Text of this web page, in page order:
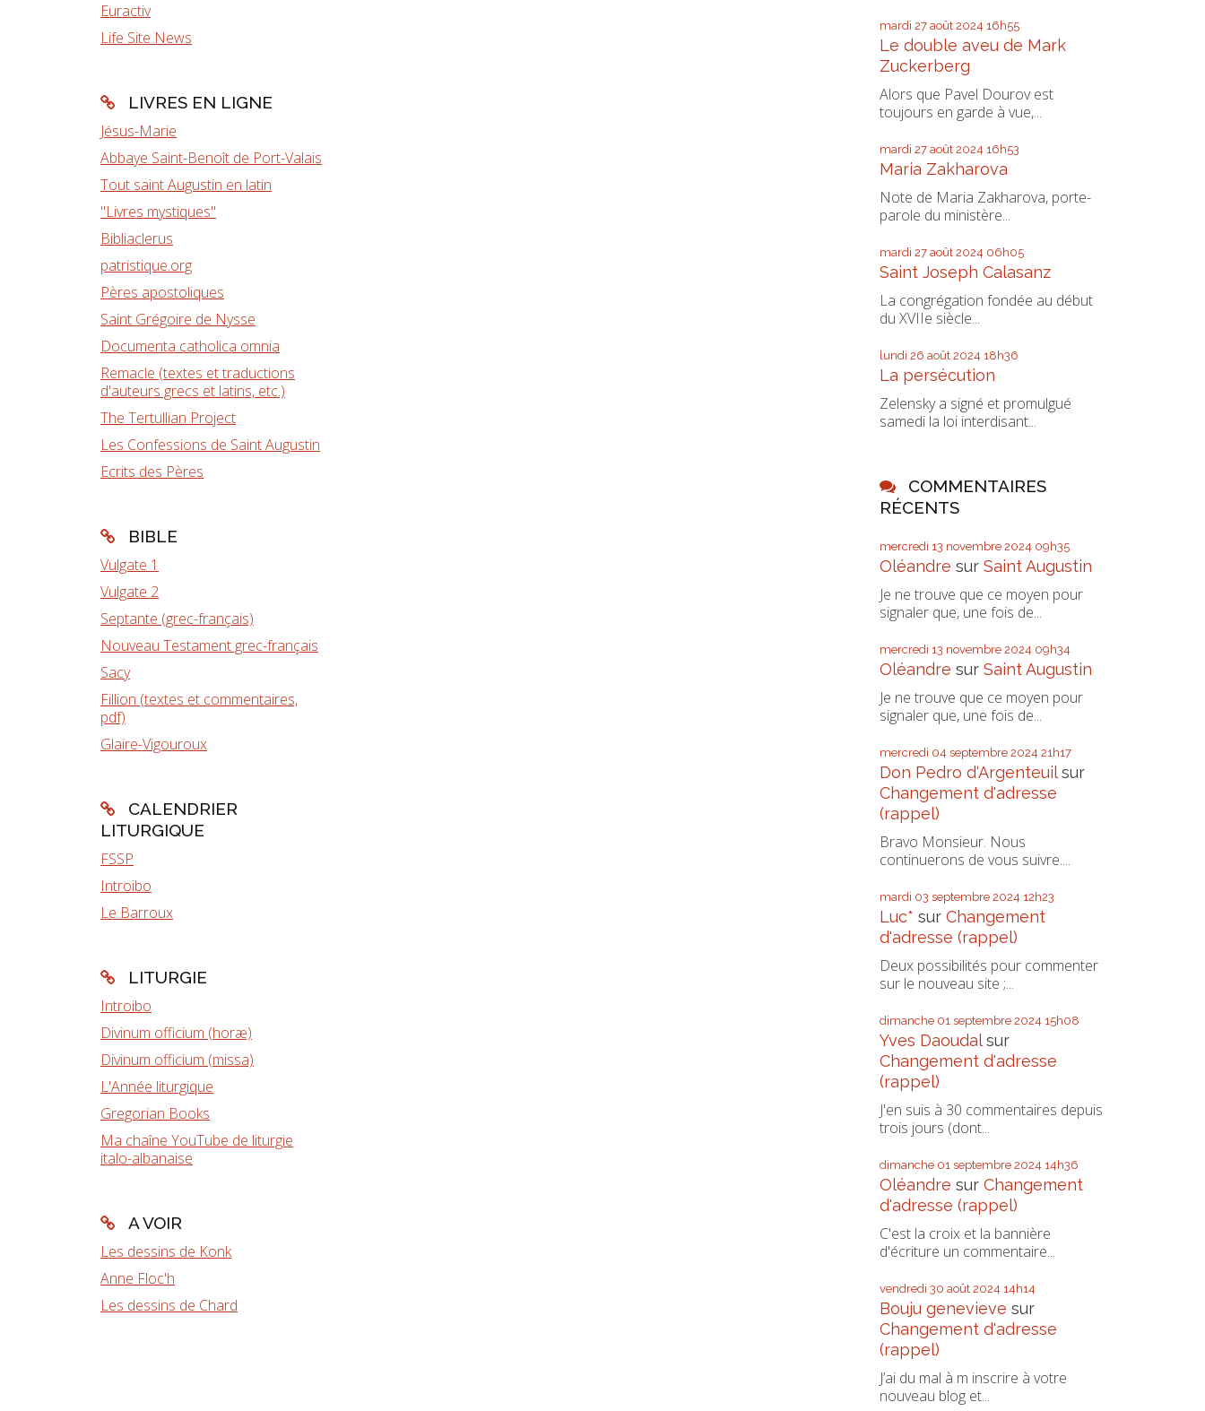
Euractiv
Life Site News
LIVRES EN LIGNE
Jésus-Marie
Abbaye Saint-Benoît de Port-Valais
Tout saint Augustin en latin
"Livres mystiques"
Bibliaclerus
patristique.org
Pères apostoliques
Saint Grégoire de Nysse
Documenta catholica omnia
Remacle (textes et traductions
d'auteurs grecs et latins, etc.)
The Tertullian Project
Les Confessions de Saint Augustin
Ecrits des Pères
BIBLE
Vulgate 1
Vulgate 2
Septante (grec-français)
Nouveau Testament grec-français
Sacy
Fillion (textes et commentaires,
pdf)
Glaire-Vigouroux
CALENDRIER
LITURGIQUE
FSSP
Introibo
Le Barroux
LITURGIE
Introibo
Divinum officium (horæ)
Divinum officium (missa)
L'Année liturgique
Gregorian Books
Ma chaîne YouTube de liturgie
italo-albanaise
A VOIR
Les dessins de Konk
Anne Floc'h
Les dessins de Chard
mardi 27 août 2024 16h55
Le double aveu de Mark
Zuckerberg
Alors que Pavel Dourov est
toujours en garde à vue,...
mardi 27 août 2024 16h53
Maria Zakharova
Note de Maria Zakharova, porte-
parole du ministère...
mardi 27 août 2024 06h05
Saint Joseph Calasanz
La congrégation fondée au début
du XVIIe siècle...
lundi 26 août 2024 18h36
La persécution
Zelensky a signé et promulgué
samedi la loi interdisant...
COMMENTAIRES
RÉCENTS
mercredi 13 novembre 2024 09h35
Oléandre sur Saint Augustin
Je ne trouve que ce moyen pour
signaler que, une fois de...
mercredi 13 novembre 2024 09h34
Oléandre sur Saint Augustin
Je ne trouve que ce moyen pour
signaler que, une fois de...
mercredi 04 septembre 2024 21h17
Don Pedro d‘Argenteuilsur
Changement d'adresse
(rappel)
Bravo Monsieur. Nous
continuerons de vous suivre....
mardi 03 septembre 2024 12h23
Luc* sur Changement
d'adresse (rappel)
Deux possibilités pour commenter
sur le nouveau site ;...
dimanche 01 septembre 2024 15h08
Yves Daoudalsur
Changement d'adresse
(rappel)
J'en suis à 30 commentaires depuis
trois jours (dont...
dimanche 01 septembre 2024 14h36
Oléandre sur Changement
d'adresse (rappel)
C'est la croix et la bannière
d'écriture un commentaire...
vendredi 30 août 2024 14h14
Bouju genevieve sur
Changement d'adresse
(rappel)
J’ai du mal à m inscrire à votre
nouveau blog et...